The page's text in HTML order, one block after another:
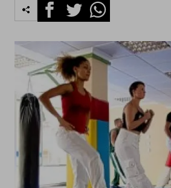
FacebookTwitterWhatsapp